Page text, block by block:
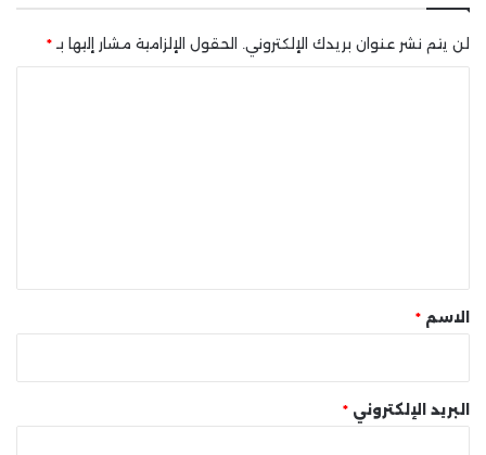
لن يتم نشر عنوان بريدك الإلكتروني. الحقول الإلزامية مشار إليها بـ*
* الاسم *
البريد الإلكتروني *